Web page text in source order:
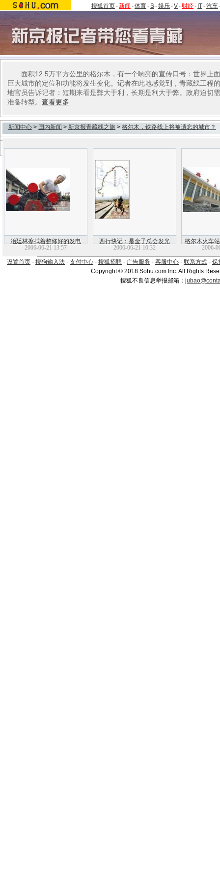
搜狐首页-新闻 -体育-S-娱乐-V- 财经- IT-汽车
面积12.5万平方公里的格尔木，有一个响亮的宣传口号：世界上
巨大城市的定位和功能将发生变化。记者在此地感觉到，青藏线工程
地官员告诉记者：短期来看是弊大于利，长期是利大于弊。政府迫切
准备转型。 查看更多
新闻中心 > 国内新闻 > 新京报青藏线之旅 > 格尔木，铁路线上将被遗忘的城市？
冶廷林擦拭着整修好的发电
机。青藏铁路完工后，不便带
走的旧发电机被转让到旧货市
场。
2006-06-21 13:57
西行快记：是金子总会发光
2006-06-21 10:32
格尔木火车
进行桩基施
后，格尔木
2006-
设置首页 - 搜狗输入法 - 支付中心 - 搜狐招聘 - 广告服务 - 客服中心 - 联系方式 - 保
Copyright © 2018 Sohu.com Inc. All Rights
搜狐不良信息举报邮箱：